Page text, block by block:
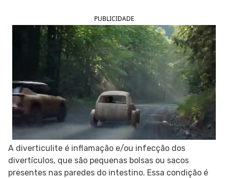
PUBLICIDADE
A diverticulite é inflamação e/ou infecção dos
divertículos, que são pequenas bolsas ou sacos
presentes nas paredes do intestino. Essa condição é